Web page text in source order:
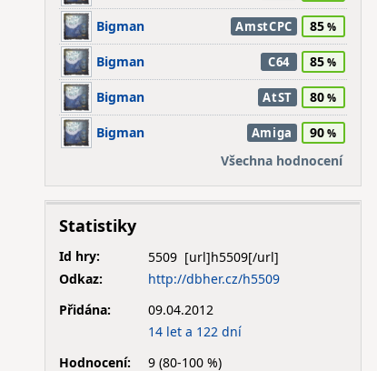
Bigman AmstCPC 85
Bigman C64 85
Bigman AtST 80
Bigman Amiga
90
Všechna hodnocení
Statistiky
Id hry:
5509
Odkaz:
http://dbher.cz/h5509
Přidána:
09.04.2012
14 let a 122 dní
Hodnocení:
9 (80-100 %)